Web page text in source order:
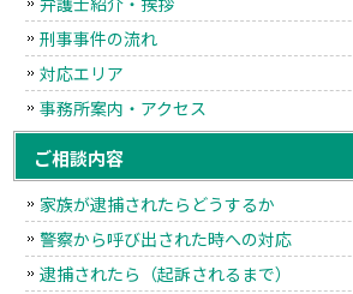
刑事事件の流れ
対応エリア
事務所案内・アクセス
ご相談内容
家族が逮捕されたらどうするか
警察から呼び出された時への対応
逮捕されたら（起訴されるまで）